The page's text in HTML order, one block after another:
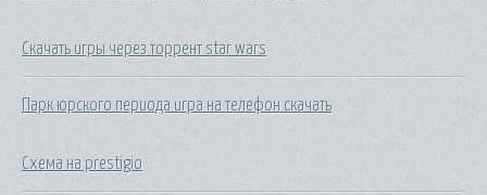
Скачать игры через торрент star wars
Парк юрского периода игра на телефон скачать
Схема на prestigio